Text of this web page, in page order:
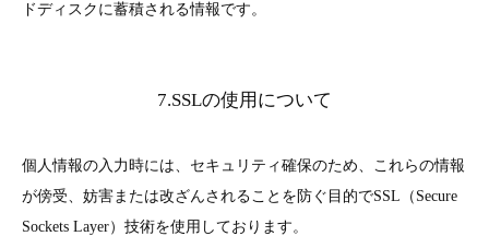
ドディスクに蓄積される情報です。
7.SSLの使用について
個人情報の入力時には、セキュリティ確保のため、これらの情報
が傍受、妨害または改ざんされることを防ぐ目的でSSL（Secure
Sockets Layer）技術を使用しております。